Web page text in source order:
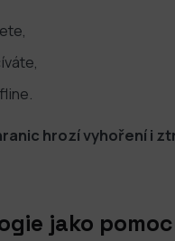
hrozí vyhoření i
jako